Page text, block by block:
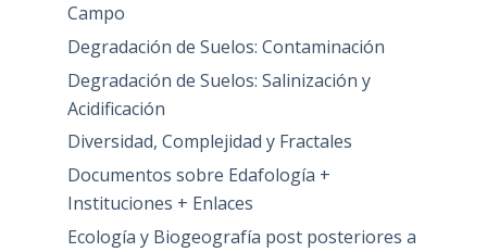
Campo
Degradación de Suelos: Contaminación
Degradación de Suelos: Salinización y
Acidificación
Diversidad, Complejidad y Fractales
Documentos sobre Edafología +
Instituciones + Enlaces
Ecología y Biogeografía post posteriores a